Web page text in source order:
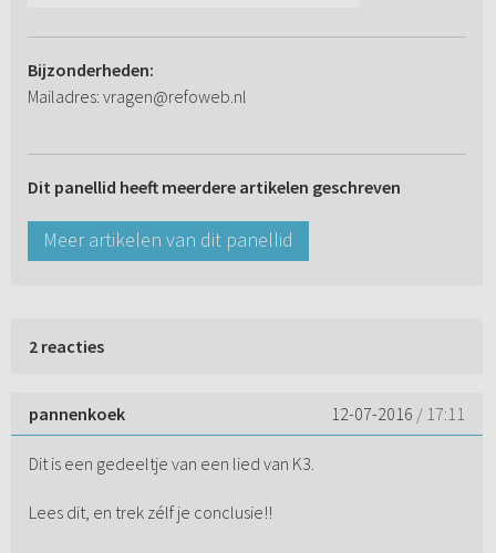
Bijzonderheden:
Mailadres: vragen@refoweb.nl
Dit panellid heeft meerdere artikelen geschreven
Meer artikelen van dit panellid
2 reacties
pannenkoek 12-07-2016 / 17:11
Dit is een gedeeltje van een lied van K3.
Lees dit, en trek zélf je conclusie!!